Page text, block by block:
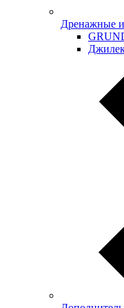
Дренажные